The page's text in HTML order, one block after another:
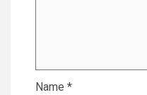
Name *